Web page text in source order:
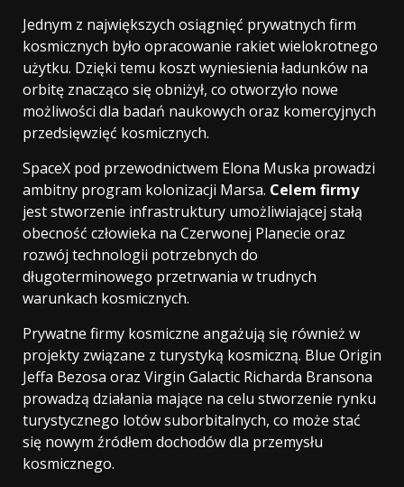
Jednym z największych osiągnięć prywatnych firm
kosmicznych było opracowanie rakiet wielokrotnego
użytku. Dzięki temu koszt wyniesienia ładunków na
orbitę znacząco się obniżył, co otworzyło nowe
możliwości dla badań naukowych oraz komercyjnych
przedsięwzięć kosmicznych.
SpaceX pod przewodnictwem Elona Muska prowadzi
ambitny program kolonizacji Marsa. Celem firmy
jest stworzenie infrastruktury umożliwiającej stałą
obecność człowieka na Czerwonej Planecie oraz
rozwój technologii potrzebnych do
długoterminowego przetrwania w trudnych
warunkach kosmicznych.
Prywatne firmy kosmiczne angażują się również w
projekty związane z turystyką kosmiczną. Blue Origin
Jeffa Bezosa oraz Virgin Galactic Richarda Bransona
prowadzą działania mające na celu stworzenie rynku
turystycznego lotów suborbitalnych, co może stać
się nowym źródłem dochodów dla przemysłu
kosmicznego.